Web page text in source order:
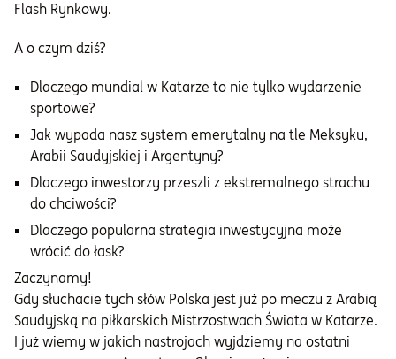
Flash Rynkowy.
A o czym dziś?
Dlaczego mundial w Katarze to nie tylko wydarzenie
sportowe?
Jak wypada nasz system emerytalny na tle Meksyku,
Arabii Saudyjskiej i Argentyny?
Dlaczego inwestorzy przeszli z ekstremalnego strachu
do chciwości?
Dlaczego popularna strategia inwestycyjna może
wrócić do łask?
Zaczynamy!
Gdy słuchacie tych słów Polska jest już po meczu z Arabią
Saudyjską na piłkarskich Mistrzostwach Świata w Katarze.
I już wiemy w jakich nastrojach wyjdziemy na ostatni